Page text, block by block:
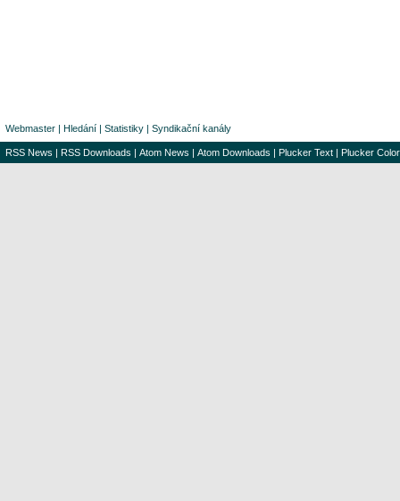
Webmaster | Hledání | Statistiky | Syndikační kanály
RSS News | RSS Downloads | Atom News | Atom Downloads | Plucker Text | Plucker Color